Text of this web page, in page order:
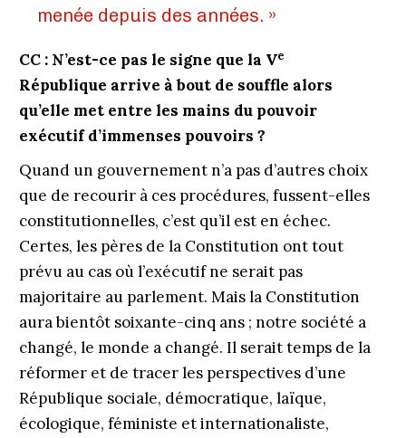
menée depuis des années. »
CC : N’est-ce pas le signe que la Ve
République arrive à bout de souffle alors
qu’elle met entre les mains du pouvoir
exécutif d’immenses pouvoirs ?
Quand un gouvernement n’a pas d’autres choix
que de recourir à ces procédures, fussent-elles
constitutionnelles, c’est qu’il est en échec.
Certes, les pères de la Constitution ont tout
prévu au cas où l’exécutif ne serait pas
majoritaire au parlement. Mais la Constitution
aura bientôt soixante-cinq ans ; notre société a
changé, le monde a changé. Il serait temps de la
réformer et de tracer les perspectives d’une
République sociale, démocratique, laïque,
écologique, féministe et internationaliste,